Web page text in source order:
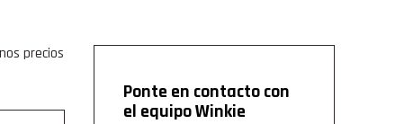
precios
Ponte en contacto con
el equipo Winkie